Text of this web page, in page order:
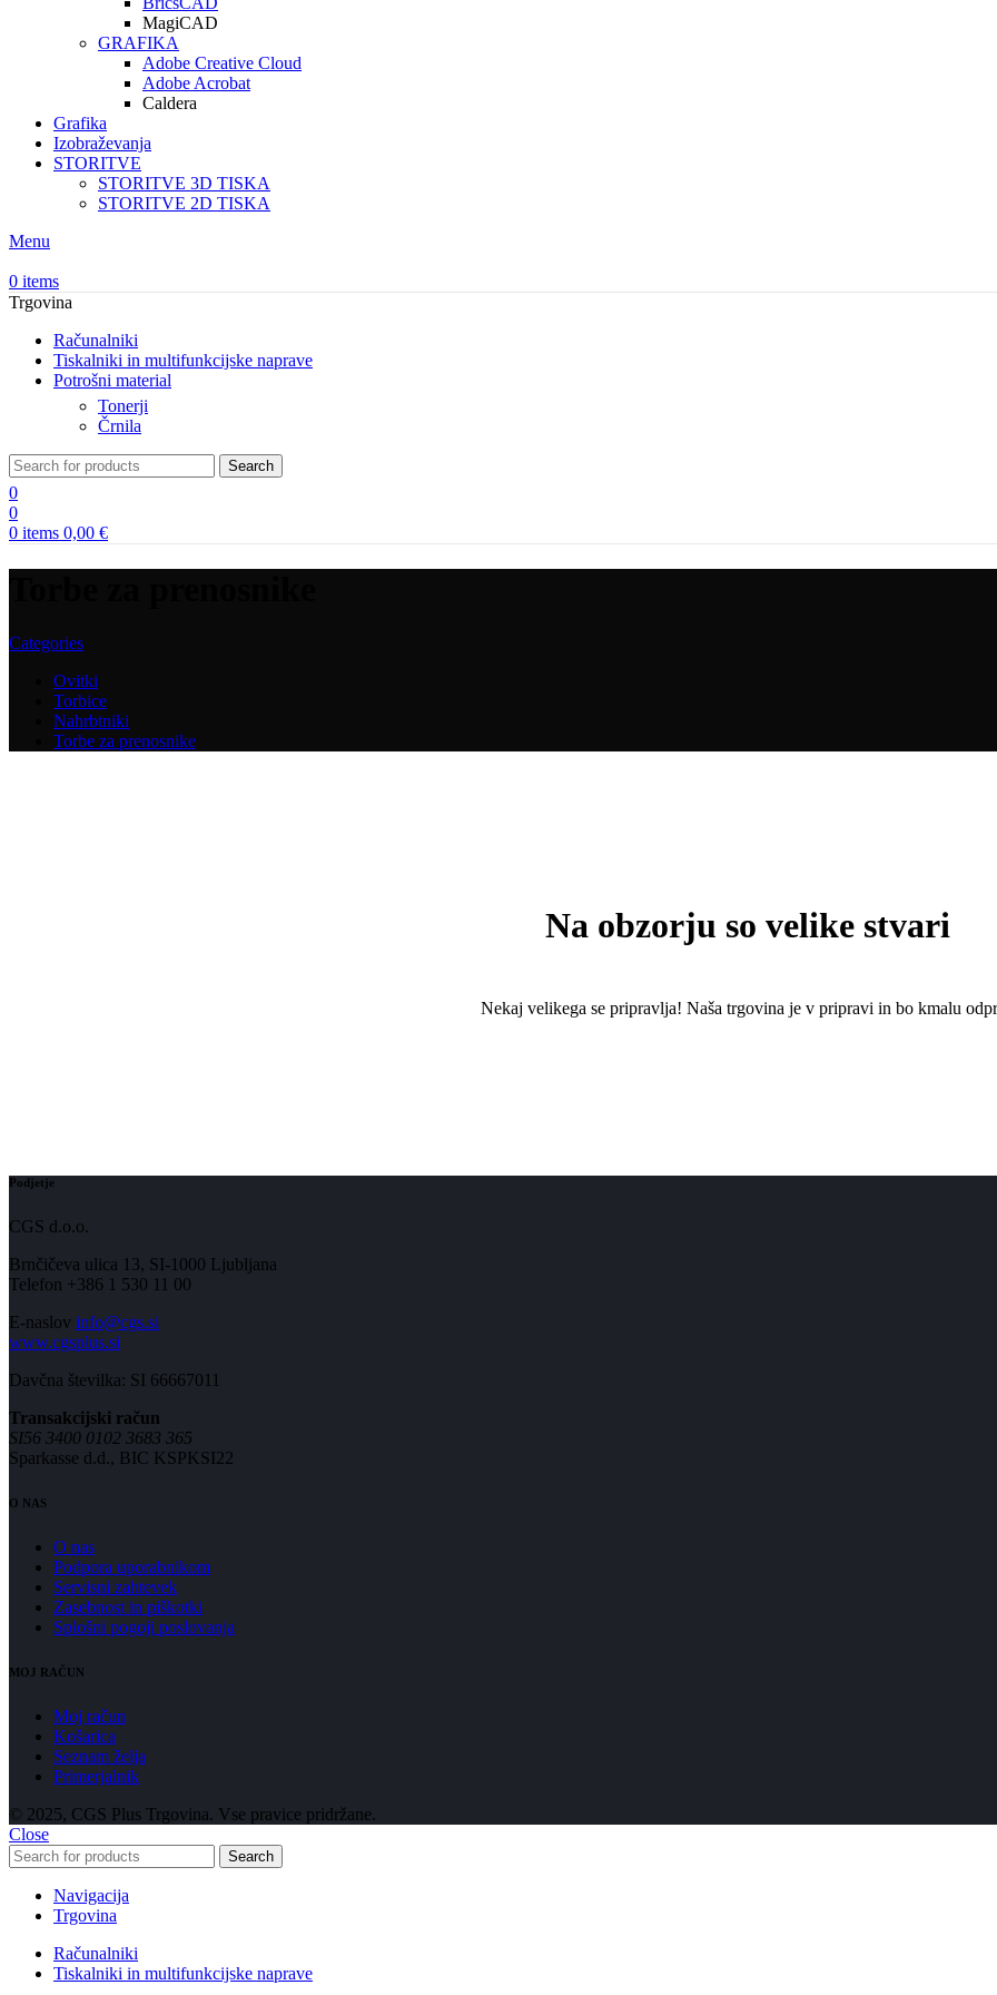
MagiCAD
GRAFIKA
Adobe Creative Cloud
Adobe Acrobat
Caldera
Grafika
Izobraževanja
STORITVE
STORITVE 3D TISKA
STORITVE 2D TISKA
Menu
0 items
Trgovina
Računalniki
Tiskalniki in multifunkcijske naprave
Potrošni material
Tonerji
Črnila
Search
0
0
0 items 0,00 €
Categories
Ovitki
Torbice
Nahrbtniki
Torbe za prenosnike
Na obzorju so velike stvari
Nekaj ​​velikega se pripravlja! Naša trgovina je v pripravi in ​​bo kmalu
Podjetje
CGS d.o.o.
Brnčičeva ulica 13, SI-1000 Ljubljana
Telefon +386 1 530 11 00
E-naslov info@cgs.si
www.cgsplus.si
Davčna številka: SI 66667011
Transakcijski račun
SI56 3400 0102 3683 365
Sparkasse d.d., BIC KSPKSI22
O NAS
O nas
Podpora uporabnikom
Servisni zahtevek
Zasebnost in piškotki
Splošni pogoji poslovanja
MOJ RAČUN
Moj račun
Košarica
Seznam želja
Primerjalnik
© 2025, CGS Plus Trgovina. Vse pravice pridržane.
Close
Search
Navigacija
Trgovina
Računalniki
Tiskalniki in multifunkcijske naprave